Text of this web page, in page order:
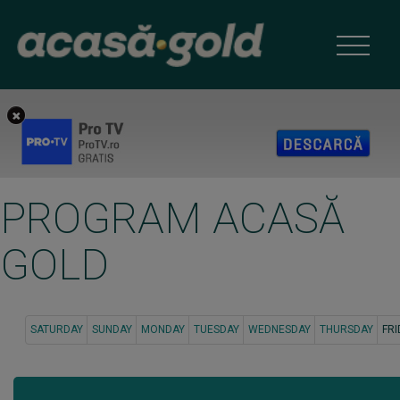
PROGRAM ACASĂ
GOLD
SATURDAY SUNDAY MONDAY TUESDAY WEDNESDAY THURSDAY